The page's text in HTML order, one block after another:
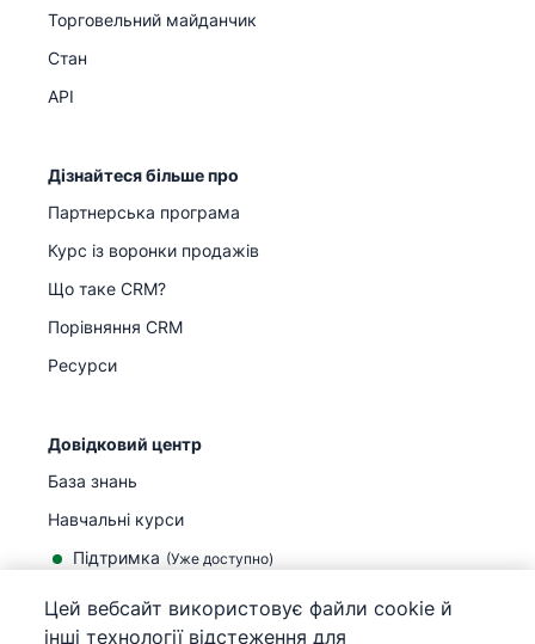
Торговельний майданчик
Стан
API
Дізнайтеся більше про
Партнерська програма
Курс із воронки продажів
Що таке CRM?
Порівняння CRM
Ресурси
Довідковий центр
База знань
Навчальні курси
Підтримка (Уже доступно)
Цей вебсайт використовує файли cookie й
інші технології відстеження для